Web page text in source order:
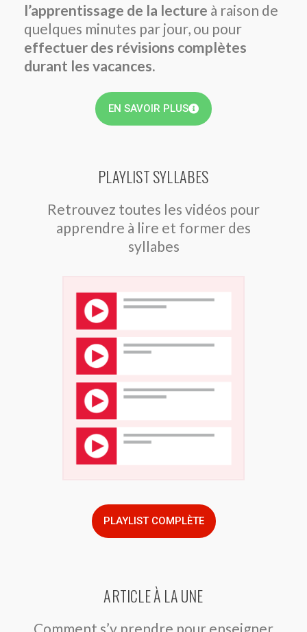
l’apprentissage de la lecture à raison de
quelques minutes par jour, ou pour
effectuer des révisions complètes
durant les vacances.
EN SAVOIR PLUS
PLAYLIST SYLLABES
Retrouvez toutes les vidéos pour
apprendre à lire et former des
syllabes
PLAYLIST COMPLÈTE
ARTICLE À LA UNE
Comment s’y prendre pour enseigner